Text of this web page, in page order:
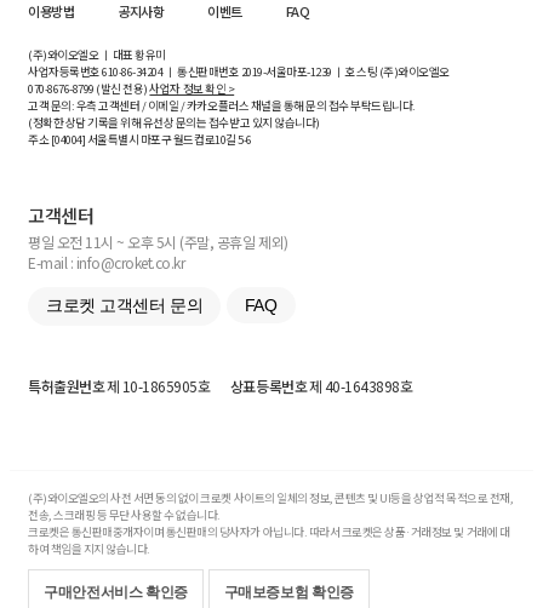
이용방법
공지사항 이벤트 FAQ
(주)와이오엘오 ㅣ 대표 황유미
사업자등록번호610-86-34204ㅣ 통신판매번호 2019-서울마포-1239 ㅣ 호스팅 (주)와이오엘오
070-8676-8799 (발신 전용)사업자 정보 확인 >
고객 문의: 우측 고객센터 / 이메일 / 카카오플러스 채널을 통해 문의 접수 부탁드립니다.
(정확한 상담 기록을 위해 유선상 문의는 접수받고 있지 않습니다)
주소 [04004] 서울특별시 마포구 월드컵로10길5-6
고객센터
평일 오전 11시 ~ 오후 5시 (주말, 공휴일 제외)
E-mail : info@croket.co.kr
크로켓 고객센터 문의 FAQ
특허출원번호제 10-1865905호 상표등록번호제 40-1643898호
(주)와이오엘오의 사전 서면 동의 없이 크로켓 사이트의 일체의 정보, 콘텐츠 및 UI등을 상업적 목적으로 전재,
전송, 스크래핑 등 무단 사용할 수 없습니다.
크로켓은 통신판매중개자이며 통신판매의 당사자가 아닙니다. 따라서 크로켓은 상품·거래정보 및 거래에 대
하여 책임을 지지 않습니다.
구매안전서비스 확인증 구매보증보험 확인증